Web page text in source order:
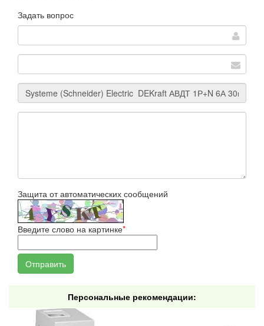
Задать вопрос
Защита от автоматических сообщений
Введите слово на картинке*
Персональные рекомендации: